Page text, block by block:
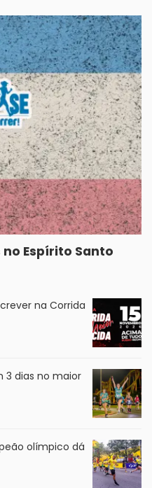
Espírito Santo
na Corrida
3 dias no maior
olímpico dá